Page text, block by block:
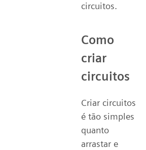
circuitos.
Como
criar
circuitos
Criar circuitos
é tão simples
quanto
arrastar e